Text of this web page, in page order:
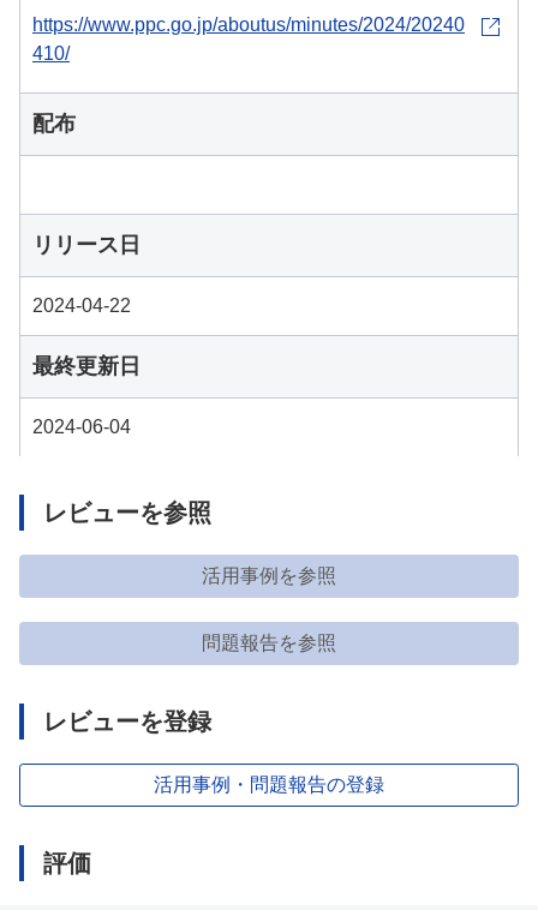
https://www.ppc.go.jp/aboutus/minutes/2024/20240
410/
配布
リリース日
2024-04-22
最終更新日
2024-06-04
レビューを参照
活用事例を参照
問題報告を参照
レビューを登録
活用事例・問題報告の登録
評価